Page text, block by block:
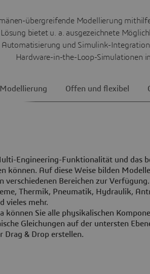
übergreifende Modellierung
bietet u. a. ausgezeichnete
und Simulink-
Hardware-in-the-Loop-Simulationen
Offen und flexibel
Engineering-Funktionalität und das
können. Auf diese Weise bilden
verschiedenen Bereichen zur
Thermik, Pneumatik, Hydraulik,
vieles mehr.
können Sie alle physikalischen
Gleichungen auf der untersten
Drag & Drop erstellen.